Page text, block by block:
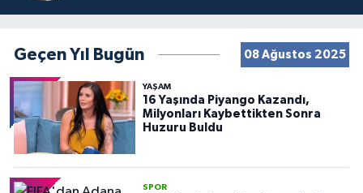
Geçen Yıl Bugün 08 Ağustos 2025
YAŞAM
16 Yaşında Piyango Kazandı,
Milyonları Kaybettikten Sonra
Huzuru Buldu
SPOR